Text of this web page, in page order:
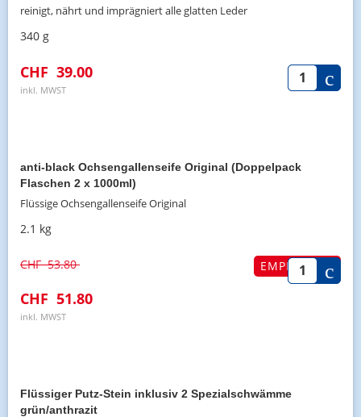
reinigt, nährt und imprägniert alle glatten Leder
340 g
CHF 39.00
inkl. MWST
anti-black Ochsengallenseife Original (Doppelpack
Flaschen 2 x 1000ml)
EMPFOHLEN
Flüssige Ochsengallenseife Original
2.1 kg
CHF 53.80
CHF 51.80
inkl. MWST
Flüssiger Putz-Stein inklusiv 2 Spezialschwämme
grün/anthrazit